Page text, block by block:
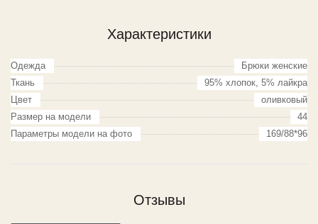
Характеристики
Одежда
Брюки женские
Ткань
95% хлопок, 5% лайкра
Цвет
оливковый
Размер на модели
44
Параметры модели на фото
169/88*96
Отзывы